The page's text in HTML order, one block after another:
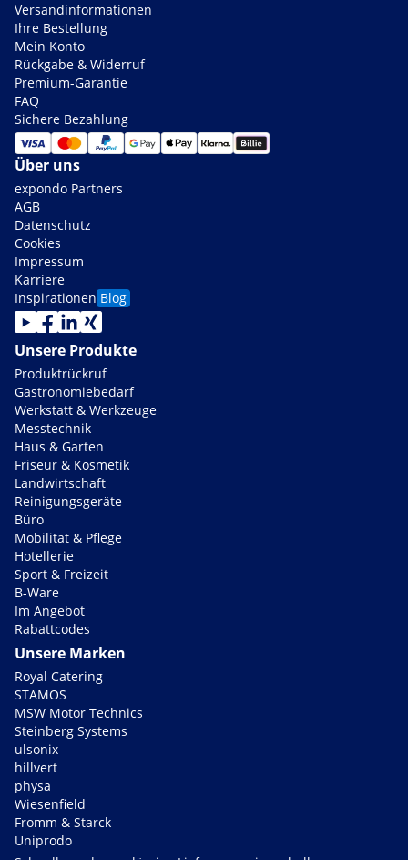
Versandinformationen
Ihre Bestellung
Mein Konto
Rückgabe & Widerruf
Premium-Garantie
FAQ
Sichere Bezahlung
Über uns
expondo Partners
AGB
Datenschutz
Cookies
Impressum
Karriere
Inspirationen Blog
Unsere Produkte
Produktrückruf
Gastronomiebedarf
Werkstatt & Werkzeuge
Messtechnik
Haus & Garten
Friseur & Kosmetik
Landwirtschaft
Reinigungsgeräte
Büro
Mobilität & Pflege
Hotellerie
Sport & Freizeit
B-Ware
Im Angebot
Rabattcodes
Unsere Marken
Royal Catering
STAMOS
MSW Motor Technics
Steinberg Systems
ulsonix
hillvert
physa
Wiesenfield
Fromm & Starck
Uniprodo